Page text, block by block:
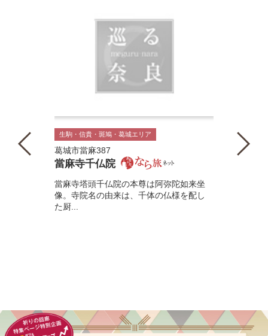
生駒・信貴・斑鳩・葛城エリア
葛城市當麻387
當麻寺千仏院
當麻寺塔頭千仏院の本尊は阿弥陀如来坐
像。寺院名の由来は、千体の仏様を配し
た厨...